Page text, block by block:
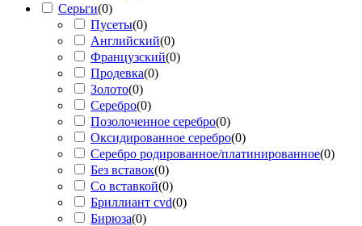
Серьги(0)
Пусеты(0)
Английский(0)
Французский(0)
Продевка(0)
Золото(0)
Серебро(0)
Позолоченное серебро(0)
Оксидированное серебро(0)
Серебро родированное/платинированное(0)
Без вставок(0)
Со вставкой(0)
Бриллиант cvd(0)
Бирюза(0)